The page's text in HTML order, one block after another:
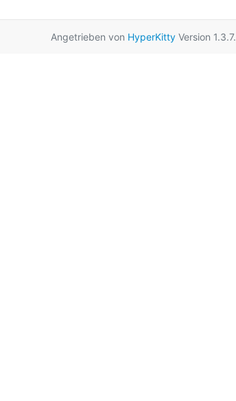
Angetrieben von HyperKitty Version 1.3.7.